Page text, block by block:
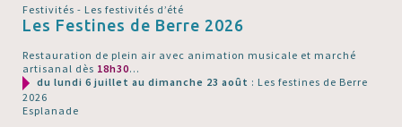
Festivités - Les festivités d’été
Les Festines de Berre 2026
Restauration de plein air avec animation musicale et marché
artisanal dès 18h30...
du lundi 6 juillet au dimanche 23 août : Les festines de Berre
2026
Esplanade